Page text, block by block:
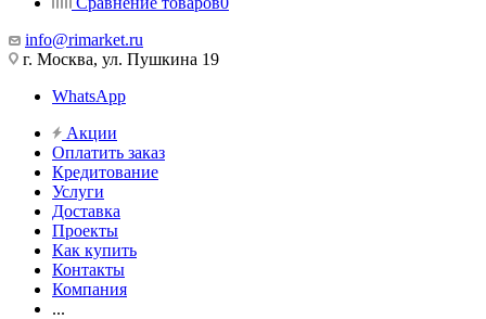
info@rimarket.ru
г. Москва, ул. Пушкина 19
WhatsApp
Акции
Оплатить заказ
Кредитование
Услуги
Доставка
Проекты
Как купить
Контакты
Компания
...